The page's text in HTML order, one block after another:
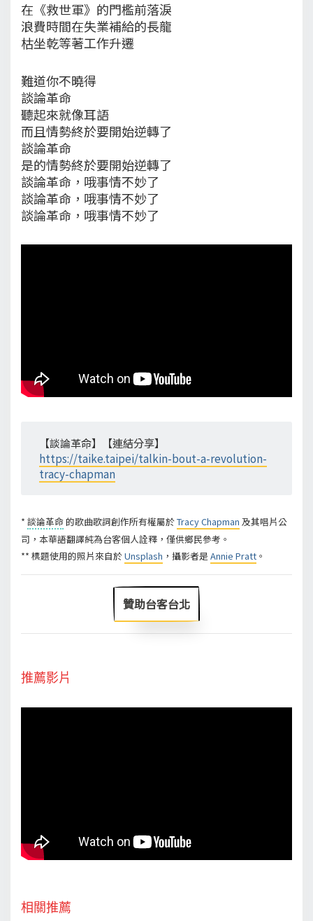
在《救世軍》的門檻前落淚
浪費時間在失業補給的長龍
枯坐乾等著工作升遷
難道你不曉得
談論革命
聽起來就像耳語
而且情勢終於要開始逆轉了
談論革命
是的情勢終於要開始逆轉了
談論革命，哦事情不妙了
談論革命，哦事情不妙了
談論革命，哦事情不妙了
【談論革命】【連結分享】
https://taike.taipei/talkin-bout-a-revolution-
tracy-chapman
* 談論革命的歌曲歌詞創作所有權屬於Tracy Chapman 及其唱片公
司，本華語翻譯純為台客個人詮釋，僅供鄉民參考。
** 標題使用的照片來自於Unsplash ，攝影者是 Annie Pratt 。
贊助台客台北
推薦影片
相關推薦